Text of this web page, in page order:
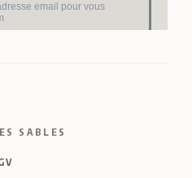
SABLES